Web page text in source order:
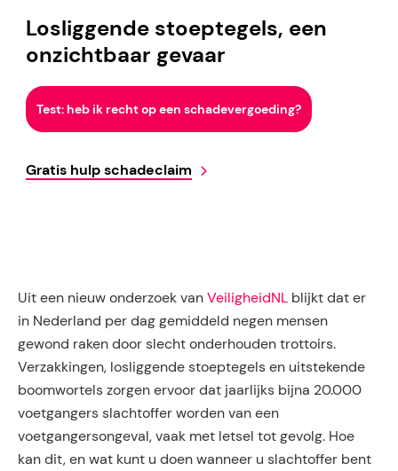
Losliggende stoeptegels, een
onzichtbaar gevaar
Test: heb ik recht op een schadevergoeding?
Gratis hulp schadeclaim
Uit een nieuw onderzoek van VeiligheidNL blijkt dat er
in Nederland per dag gemiddeld negen mensen
gewond raken door slecht onderhouden trottoirs.
Verzakkingen, losliggende stoeptegels en uitstekende
boomwortels zorgen ervoor dat jaarlijks bijna 20.000
voetgangers slachtoffer worden van een
voetgangersongeval, vaak met letsel tot gevolg. Hoe
kan dit, en wat kunt u doen wanneer u slachtoffer bent